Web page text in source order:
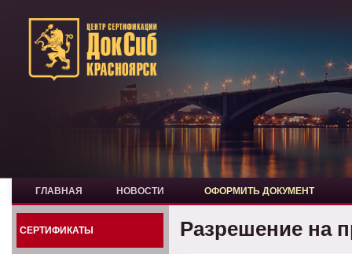
ГЛАВНАЯ НОВОСТИ ОФОРМИТЬ ДОКУМЕНТ
СЕРТИФИКАТЫ Разрешение на